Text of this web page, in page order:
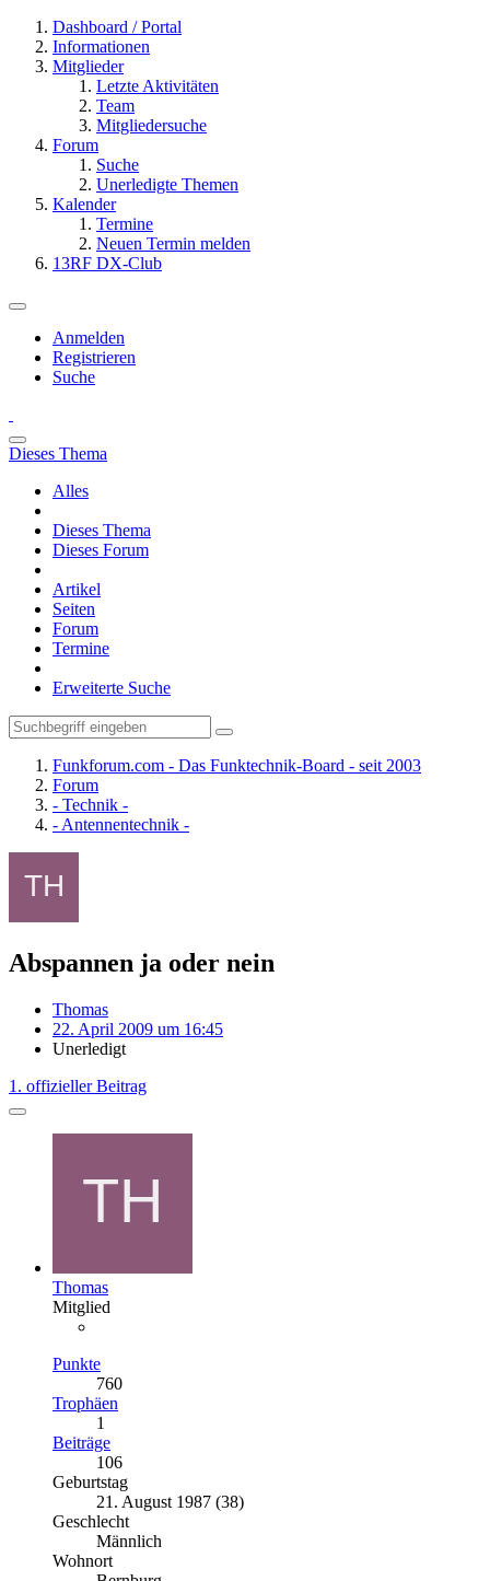
Dashboard / Portal
Informationen
Mitglieder
Letzte Aktivitäten
Team
Mitgliedersuche
Forum
Suche
Unerledigte Themen
Kalender
Termine
Neuen Termin melden
13RF DX-Club
Anmelden
Registrieren
Suche
Dieses Thema
Alles
Dieses Thema
Dieses Forum
Artikel
Seiten
Forum
Termine
Erweiterte Suche
Funkforum.com - Das Funktechnik-Board - seit 2003
Forum
- Technik -
- Antennentechnik -
Abspannen ja oder nein
Thomas
22. April 2009 um 16:45
Unerledigt
1. offizieller Beitrag
Thomas
Mitglied
Punkte
760
Trophäen
1
Beiträge
106
Geburtstag
21. August 1987 (38)
Geschlecht
Männlich
Wohnort